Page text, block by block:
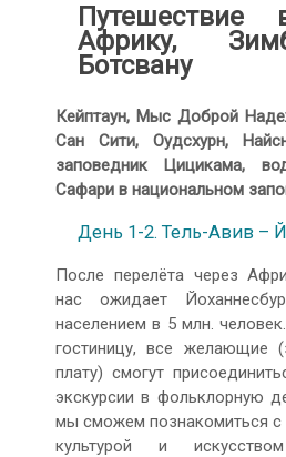
Африку,
Ботсвану
Кейптаун, Мыс Доброй
Сан Сити, Оудсхурн,
заповедник Цицикама,
Сафари в национальном
День 1-2. Тель-Авив –
После перелёта через
нас ожидает
населением в 5 млн.
гостиницу, все желающие
плату) смогут
экскурсии в фольклорную
мы сможем познакомиться с
культурой и